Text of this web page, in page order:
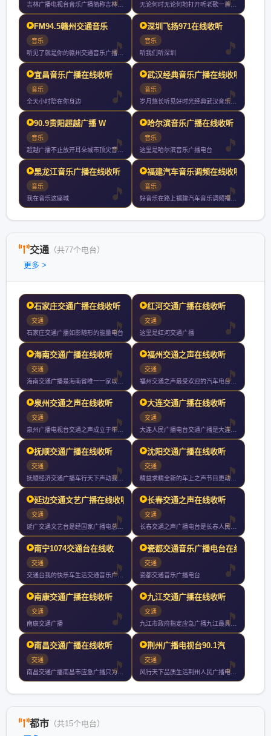
吉林广播电视台音乐广播简称吉林音乐广播曾用名东北亚音乐台是吉
无论何时无论何地打开听老歌一首接一首歌声不断情怀不断
FM94.5赣州交通音乐
音乐
听见了就是你的赣州交通音乐广播你随身携带的文艺情怀
深圳飞扬971在线收听
音乐
听我们听深圳
宜昌音乐广播在线收听
音乐
全天小时陪在你身边
武汉经典音乐广播在线收听
音乐
岁月悠长听见好时光经典武汉音乐广播武汉音乐广播是武汉地区第一
90.9贵阳超越广播 W
音乐
超越广播不止放开耳朵城市顶尖音乐电台小时好音乐不间断
哈尔滨音乐广播在线收听
音乐
这里是哈尔滨音乐广播电台
黑龙江音乐广播在线收听
音乐
我在音乐这座城
福建汽车音乐调频在线收听
音乐
好音乐在路上福建汽车音乐调频福州厦门泉州漳州小时持续放送
交通 （共77个电台）
更多 >
石家庄交通广播在线收听
交通
石家庄交通广播如影随形的能量电台
红河交通广播在线收听
交通
这里是红河交通广播
海南交通广播在线收听
交通
海南交通广播是海南省唯一一家以宣传交通服务交通为宗旨以开车人
福州交通之声在线收听
交通
福州交通之声最受欢迎的汽车电台立足车与行为移动人群办有用的广
泉州交通之声在线收听
交通
泉州广播电视台交通之声成立于年月日试播月日开播是泉州市独家专
大连交通广播在线收听
交通
大连人民广播电台交通广播是大连人民广播电台下属的一个广播频道
抚顺交通广播在线收听
交通
抚顺经济交通广播车行天下声动我心一切只为你
沈阳交通广播在线收听
交通
精益求精全新的车上之声节目更动感风格更时尚效果更清晰覆盖更广
延边交通文艺广播在线收听
交通
延广交通文艺台是经国家广播电总局批准的延边朝鲜族自治州唯一的
长春交通之声在线收听
交通
长春交通之声广播电台是长春人民广播电台的系列台之一与长春市交
南宁1074交通台在线收
交通
交通台我的快乐车生活交通音乐广播为南宁广播电视台下属的一家广
瓷都交通音乐广播电台在线
交通
瓷都交通音乐广播电台
南康交通广播在线收听
交通
南康交通广播
九江交通广播在线收听
交通
九江市政府指定应急广播九江最具影响力权威媒体
南昌交通广播在线收听
交通
南昌交通广播南昌市应急广播只为每一个执着在路上的人尼尔森数据
荆州广播电视台90.1汽
交通
风行天下品质生活荆州人民广播电台汽车电台于年月日正式开播全天
都市 （共15个电台）